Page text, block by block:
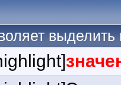
выделить